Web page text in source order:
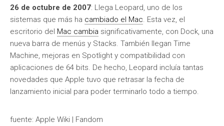
26 de octubre de 2007: Llega Leopard, uno de los
sistemas que más ha cambiado el Mac. Esta vez, el
escritorio del Mac cambia significativamente, con Dock, una
nueva barra de menús y Stacks. También llegan Time
Machine, mejoras en Spotlight y compatibilidad con
aplicaciones de 64 bits. De hecho, Leopard incluía tantas
novedades que Apple tuvo que retrasar la fecha de
lanzamiento inicial para poder terminarlo todo a tiempo.
fuente: Apple Wiki | Fandom